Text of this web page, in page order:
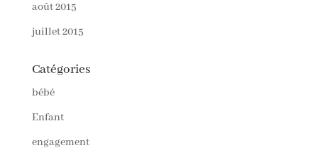
août 2015
juillet 2015
Catégories
bébé
Enfant
engagement